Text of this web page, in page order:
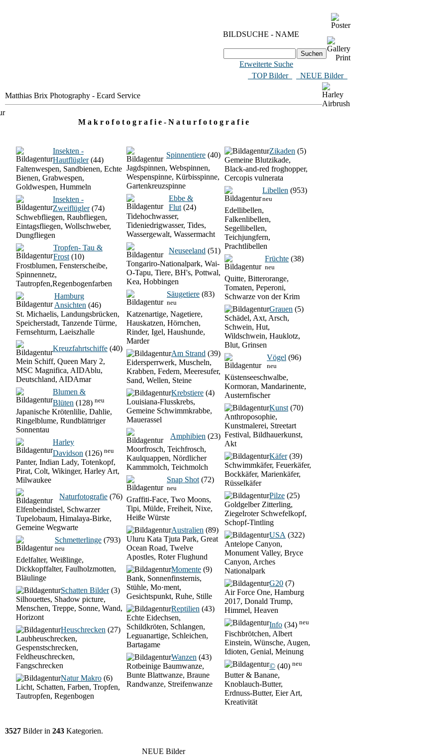
BILDSUCHE - NAME
Erweiterte Suche
​ TOP Bilder
NEUE Bilder
Matthias Brix Photography - Ecard Service
M a k r o f o t o g r a f i e - N a t u r f o t o g r a f i e
Insekten -
Hautflügler(44)
Faltenwespen, Sandbienen, Echte
Bienen, Grabwespen,
Goldwespen, Hummeln
Insekten -
Zweiflügler(74)
Schwebfliegen, Raubfliegen,
Eintagsfliegen, Wollschweber,
Dungfliegen
Tropfen- Tau &
Frost (10)
Frostblumen, Fensterscheibe,
Spinnennetz,
Tautropfen,Regenbogenfarben
Hamburg
Ansichten (46)
St. Michaelis, Landungsbrücken,
Speicherstadt, Tanzende Türme,
Fernsehturm, Laeiszhalle
Kreuzfahrtschiffe (40)
Mein Schiff, Queen Mary 2,
MSC Magnifica, AIDAblu,
Deutschland, AIDAmar
Blumen &
Blüten (128) neu
Japanische Krötenlilie, Dahlie,
Ringelblume, Rundblättriger
Sonnentau
Harley
Davidson (126) neu
Panter, Indian Lady, Totenkopf,
Pirat, Colt, Wikinger, Harley Art,
Milwaukee
Naturfotografie (76)
Elfenbeindistel, Schwarzer
Tupelobaum, Himalaya-Birke,
Gemeine Wegwarte
Schmetterlinge (793)
neu
Edelfalter, Weißlinge,
Dickkopffalter, Faulholzmotten,
Bläulinge
Schatten Bilder(3)
Silhouettes, Shadow picture,
Menschen, Treppe, Sonne, Wand,
Horizont
Heuschrecken (27)
Laubheuschrecken,
Gespenstschrecken,
Feldheuschrecken,
Fangschrecken
Natur Makro (6)
Licht, Schatten, Farben, Tropfen,
Tautropfen, Regenbogen
Spinnentiere (40)
Jagdspinnen, Webspinnen,
Wespenspinne, Kürbisspinne,
Gartenkreuzspinne
Ebbe &
Flut (24)
Tidehochwasser,
Tideniedrigwasser, Tides,
Wassergewalt, Wassermacht
Neuseeland (51)
Tongariro-Nationalpark, Wai-
O-Tapu, Tiere, BH's, Pottwal,
Kea, Hobbingen
Säugetiere (83)
neu
Katzenartige, Nagetiere,
Hauskatzen, Hörnchen,
Rinder, Igel, Haushunde,
Marder
Am Strand (39)
Eidersperrwerk, Muscheln,
Krabben, Federn, Meeresufer,
Sand, Wellen, Steine
Krebstiere (4)
Louisiana-Flusskrebs,
Gemeine Schwimmkrabbe,
Mauerassel
Amphibien (23)
Moorfrosch, Teichfrosch,
Kaulquappen, Nördlicher
Kammmolch, Teichmolch
Snap Shot (72)
neu
Graffiti-Face, Two Moons,
Tipi, Mülde, Freiheit, Nixe,
Heiße Würste
Australien (89)
Uluru Kata Tjuta Park, Great
Ocean Road, Twelve
Apostles, Roter Flughund
Momente (9)
Bank, Sonnenfinsternis,
Stühle, Mo·ment,
Gesichtspunkt, Ruhe, Stille
Reptilien (43)
Echte Eidechsen,
Schildkröten, Schlangen,
Leguanartige, Schleichen,
Bartagame
Wanzen (43)
Rotbeinige Baumwanze,
Bunte Blattwanze, Braune
Randwanze, Streifenwanze
Zikaden (5)
Gemeine Blutzikade,
Black-and-red froghopper,
Cercopis vulnerata
Libellen (953)
neu
Edellibellen,
Falkenlibellen,
Segellibellen,
Teichjungfern,
Prachtlibellen
Früchte (38)
neu
Quitte, Bitterorange,
Tomaten, Peperoni,
Schwarze von der Krim
Grauen (5)
Schädel, Axt, Arsch,
Schwein, Hut,
Wildschwein, Hauklotz,
Blut, Grinsen
Vögel (96)
neu
Küstenseeschwalbe,
Kormoran, Mandarinente,
Austernfischer
Kunst (70)
Anthroposophie,
Kunstmalerei, Streetart
Festival, Bildhauerkunst,
Akt
Käfer(39)
Schwimmkäfer, Feuerkäfer,
Bockkäfer, Marienkäfer,
Rüsselkäfer
Pilze (25)
Goldgelber Zitterling,
Ziegelroter Schwefelkopf,
Schopf-Tintling
USA (322)
Antelope Canyon,
Monument Valley, Bryce
Canyon, Arches
Nationalpark
G20 (7)
Air Force One, Hamburg
2017, Donald Trump,
Himmel, Heaven
Info (34) neu
Fischbrötchen, Albert
Einstein, Wünsche, Augen,
Idioten, Genial, Meinung
© (40) neu
Butter & Banane,
Knoblauch-Butter,
Erdnuss-Butter, Eier Art,
Kreativität
3527 Bilder in 243 Kategorien.
NEUE Bilder